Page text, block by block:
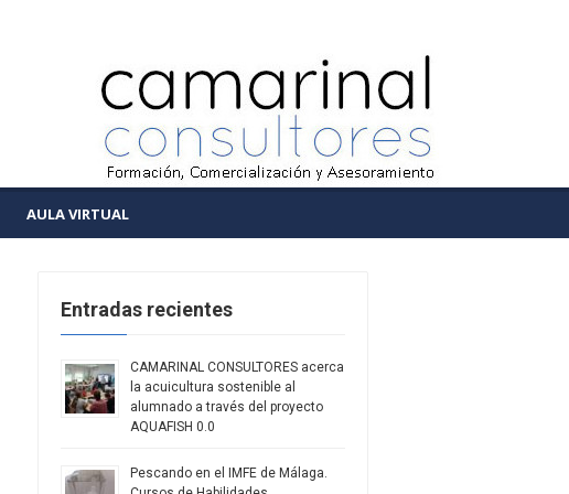
AULA VIRTUAL
Entradas recientes
CAMARINAL CONSULTORES acerca
la acuicultura sostenible al
alumnado a través del proyecto
AQUAFISH 0.0
Pescando en el IMFE de Málaga.